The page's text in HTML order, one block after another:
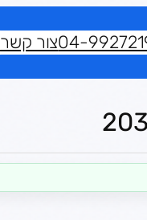
04-צור קשר